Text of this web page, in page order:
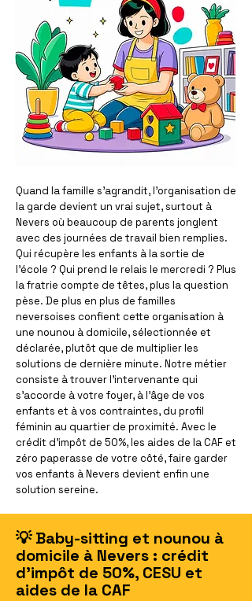
Quand la famille s'agrandit, l'organisation de
la garde devient un vrai sujet, surtout à
Nevers où beaucoup de parents jonglent
avec des journées de travail bien remplies.
Qui récupère les enfants à la sortie de
l'école ? Qui prend le relais le mercredi ? Plus
la fratrie compte de têtes, plus la question
pèse. De plus en plus de familles
neversoises confient cette organisation à
une nounou à domicile, sélectionnée et
déclarée, plutôt que de multiplier les
solutions de dernière minute. Notre métier
consiste à trouver l'intervenante qui
s'accorde à votre foyer, à l'âge de vos
enfants et à vos contraintes, du profil
féminin au quartier de proximité. Avec le
crédit d'impôt de 50%, les aides de la CAF et
zéro paperasse de votre côté, faire garder
vos enfants à Nevers devient enfin une
solution sereine.
💡 Baby-sitting et nounou à
domicile à Nevers : crédit
d'impôt de 50%, CESU et
aides de la CAF